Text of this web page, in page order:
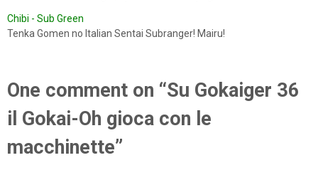
Chibi - Sub Green
Tenka Gomen no Italian Sentai Subranger! Mairu!
One comment on “Su Gokaiger 36
il Gokai-Oh gioca con le
macchinette”